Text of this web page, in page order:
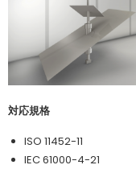
対応規格
ISO 11452-11
IEC 61000-4-21